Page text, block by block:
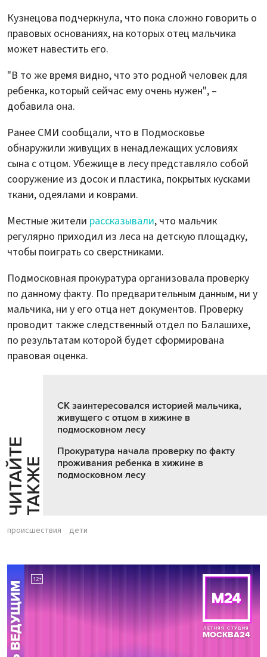
Кузнецова подчеркнула, что пока сложно говорить о
правовых основаниях, на которых отец мальчика
может навестить его.
"В то же время видно, что это родной человек для
ребенка, который сейчас ему очень нужен", –
добавила она.
Ранее СМИ сообщали, что в Подмосковье
обнаружили живущих в ненадлежащих условиях
сына с отцом. Убежище в лесу представляло собой
сооружение из досок и пластика, покрытых кусками
ткани, одеялами и коврами.
Местные жители рассказывали, что мальчик
регулярно приходил из леса на детскую площадку,
чтобы поиграть со сверстниками.
Подмосковная прокуратура организовала проверку
по данному факту. По предварительным данным, ни у
мальчика, ни у его отца нет документов. Проверку
проводит также следственный отдел по Балашихе,
по результатам которой будет сформирована
правовая оценка.
Ч
И
Т
АЙ
Т
Е
Т
А
К
ЖЕ
СК заинтересовался историей мальчика,
живущего с отцом в хижине в
подмосковном лесу
Прокуратура начала проверку по факту
проживания ребенка в хижине в
подмосковном лесу
происшествия дети